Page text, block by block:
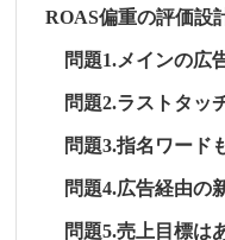
ROAS偏重の評価設
問題1.メインの広
問題2.ラストタッ
問題3.指名ワード
問題4.広告経由の
問題5.売上目標は